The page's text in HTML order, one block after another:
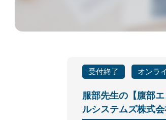
受付終了 オンラ
服部先生の【腹部
ルシステムズ株式